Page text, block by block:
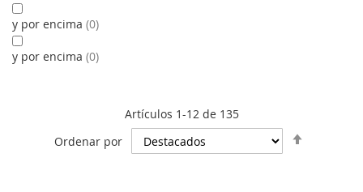
Artículos 1-12de 135
Ordenar por
y por encima 0
y por encima 0